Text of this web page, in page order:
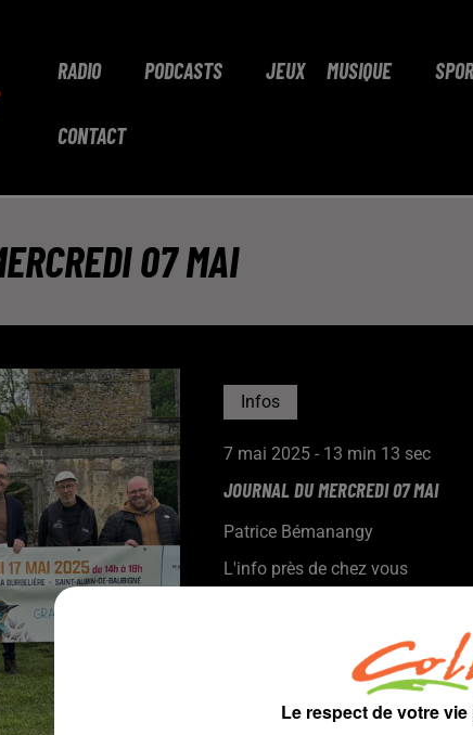
RADIO PODCASTS JEUX MUSIQUE
CONTACT
07 MAI
Infos
7 mai 2025 - 13 min 13 sec
JOURNAL DU MERCREDI 07 MAI
Patrice Bémanangy
L'info près de chez vous
Libération. Coup de projecteur
Aubiers et à Thouars
l'Allemagne nazie.
Lundi dernier, une rétrospective
Le respect de votre